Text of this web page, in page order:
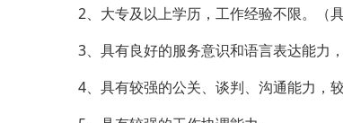
2、大专及以上学历，工作经验不限。（
3、具有良好的服务意识和语言表达能力
4、具有较强的公关、谈判、沟通能力，